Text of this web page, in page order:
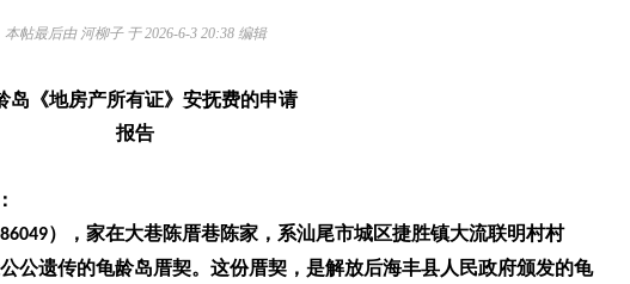
本帖最后由 河柳子 于 2026-6-3 20:38 编辑
岛《地房产所有证》安抚费的申请
报告
），家在大巷陈厝巷陈家，系汕尾市城区捷胜镇大流联明村村
公遗传的龟龄岛厝契。这份厝契，是解放后海丰县人民政府颁发的龟